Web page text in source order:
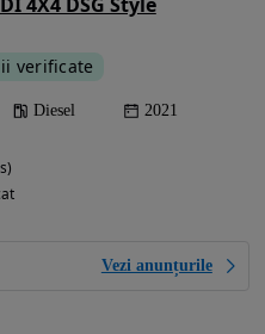
verificate
Diesel 2021
Vezi anunțurile